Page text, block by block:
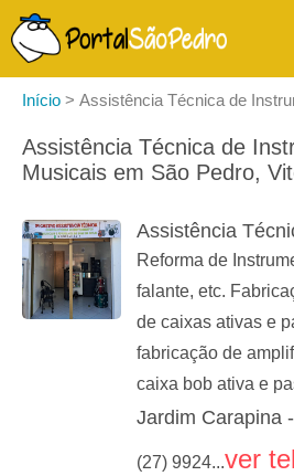
Início > Assistência Técnica de
Assistência Técnica de
Musicais em São Pedro,
Assistência
Reforma de
falante, etc.
de caixas ativas e
fabricação de
caixa bob ativa e
Jardim Carapina
(27) 9924...ver